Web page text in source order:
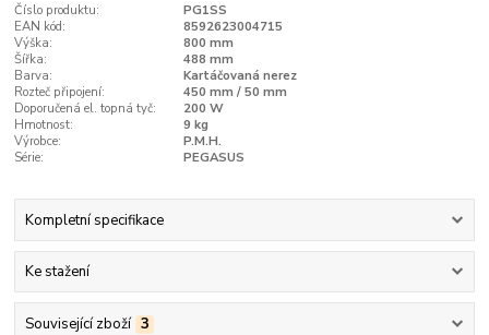
Číslo produktu:
PG1SS
EAN kód:
8592623004715
Výška:
800 mm
Šířka:
488 mm
Barva:
Kartáčovaná nerez
Rozteč připojení:
450 mm / 50 mm
Doporučená el. topná tyč:
200 W
Hmotnost:
9 kg
Výrobce:
P.M.H.
Série:
PEGASUS
Kompletní specifikace
Ke stažení
Související zboží 3